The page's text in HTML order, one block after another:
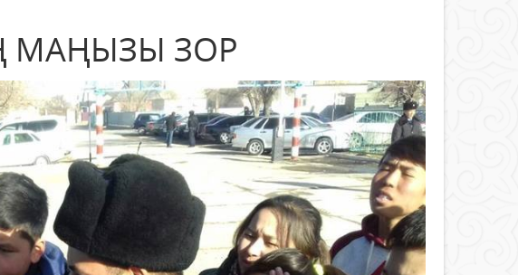
МАҢЫЗЫ ЗОР